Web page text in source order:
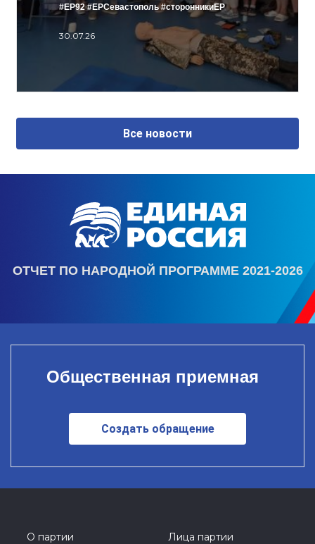
#ЕР92 #ЕРСевастополь #сторонникиЕР
30.07.26
Все новости
ОТЧЕТ ПО НАРОДНОЙ ПРОГРАММЕ 2021-2026
Общественная приемная
Создать обращение
О партии
Лица партии